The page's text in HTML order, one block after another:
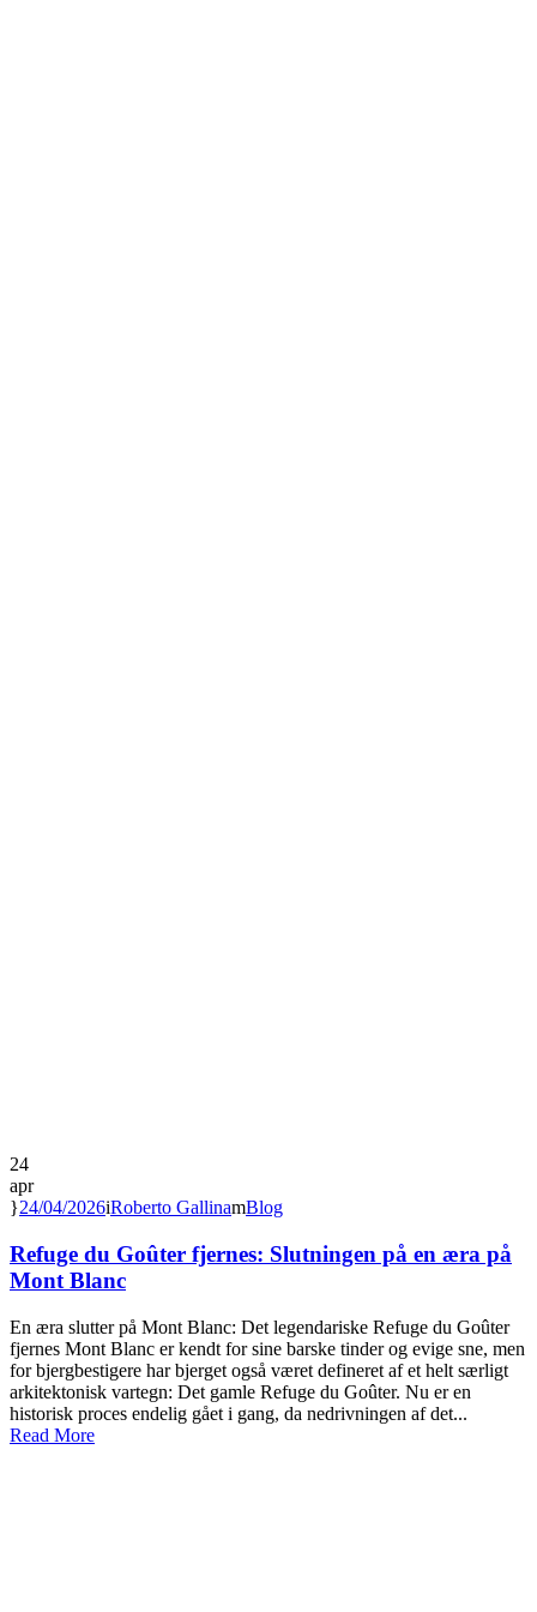
24
apr
24/04/2026 Roberto Gallina Blog
Refuge du Goûter fjernes: Slutningen på en æra på
Mont Blanc
En æra slutter på Mont Blanc: Det legendariske Refuge du Goûter
fjernes Mont Blanc er kendt for sine barske tinder og evige sne, men
for bjergbestigere har bjerget også været defineret af et helt særligt
arkitektonisk vartegn: Det gamle Refuge du Goûter. Nu er en
historisk proces endelig gået i gang, da nedrivningen af det...
Read More